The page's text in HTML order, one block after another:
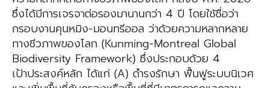
ซึ่งได้มีการเจรจาต่อรองมานานกว่า 4 ปี โดยใช้ชื่อว่า
กรอบงานคุนหมิง-มอนทรีออล ว่าด้วยความหลากหลาย
ทางชีวภาพของโลก (Kunming-Montreal Global
Biodiversity Framework) ซึ่งประกอบด้วย 4
เป้าประสงค์หลัก ได้แก่ (A) ดำรงรักษา ฟื้นฟูระบบนิเวศ